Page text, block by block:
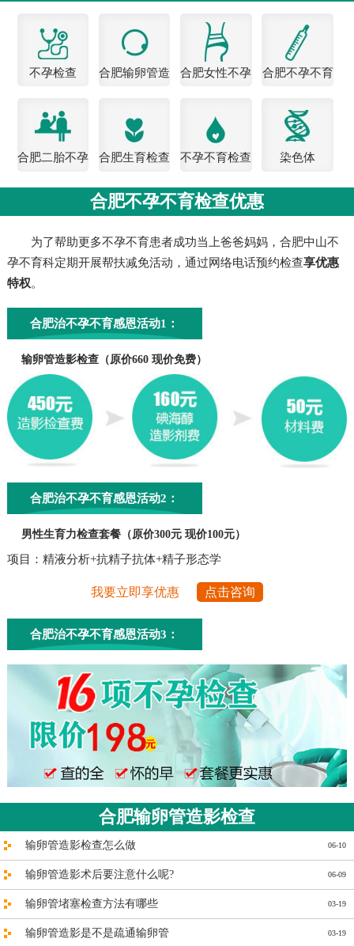
不孕检查
合肥输卵管造
合肥女性不孕
合肥不孕不育
合肥二胎不孕
合肥生育检查
不孕不育检查
染色体
合肥不孕不育检查优惠
为了帮助更多不孕不育患者成功当上爸爸妈妈，合肥中山不
孕不育科定期开展帮扶减免活动，通过网络电话预约检查享优惠
特权。
合肥治不孕不育感恩活动1：
输卵管造影检查（原价660 现价免费）
合肥治不孕不育感恩活动2：
男性生育力检查套餐（原价300元 现价100元）
项目：精液分析+抗精子抗体+精子形态学
我要立即享优惠 点击咨询
合肥治不孕不育感恩活动3：
合肥输卵管造影检查
06-10
输卵管造影检查怎么做
06-09
输卵管造影术后要注意什么呢?
03-19
输卵管堵塞检查方法有哪些
03-19
输卵管造影是不是疏通输卵管